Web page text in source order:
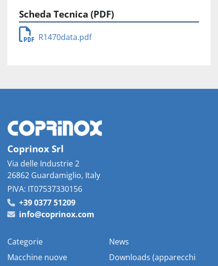
Scheda Tecnica (PDF)
R1470data.pdf
Coprinox Srl
Via delle Industrie 2
26862 Guardamiglio, Italy
PIVA: IT07537330156
+39 0377 51209
info@coprinox.com
Categorie
News
Macchine nuove
Downloads (apparecchi